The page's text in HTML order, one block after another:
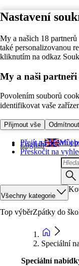
Nastavení
My a našich 18
také personalizovanou
kliknutím na odkaz
My a naši partneři
Povolením souborů
identifikovat vaše
Přijmout vše
Přejít na hlavní
Přeskočit na
English Můj
Všechny kategorie
Top výběrZpátky do
Speciální
Speciální